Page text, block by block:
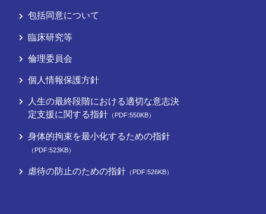
包括同意について
臨床研究等
倫理委員会
個人情報保護方針
人生の最終段階における適切な意志決
定支援に関する指針 （PDF:550KB）
身体的拘束を最小化するための指針
（PDF:523KB）
虐待の防止のための指針 （PDF:526KB）